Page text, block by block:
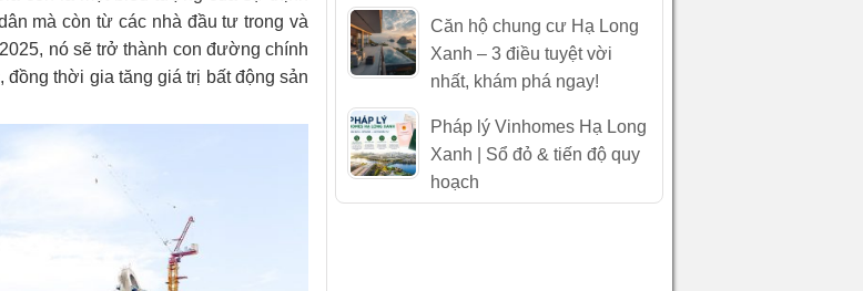
mà còn từ các nhà đầu tư trong và
nó sẽ trở thành con đường chính
đồng thời gia tăng giá trị bất động sản
Căn hộ chung cư Hạ Long
Xanh – 3 điều tuyệt vời
nhất, khám phá ngay!
Pháp lý Vinhomes Hạ Long
Xanh | Sổ đỏ & tiến độ quy
hoạch